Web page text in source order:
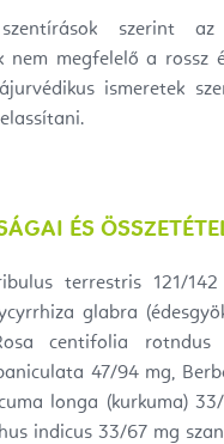
szentírások szerint
nem megfelelő a rossz
ismeretek
ÉS
terrestris 121/
glabra
centifolia
47/94 mg,
longa (kurkuma)
indicus 33/67 mg